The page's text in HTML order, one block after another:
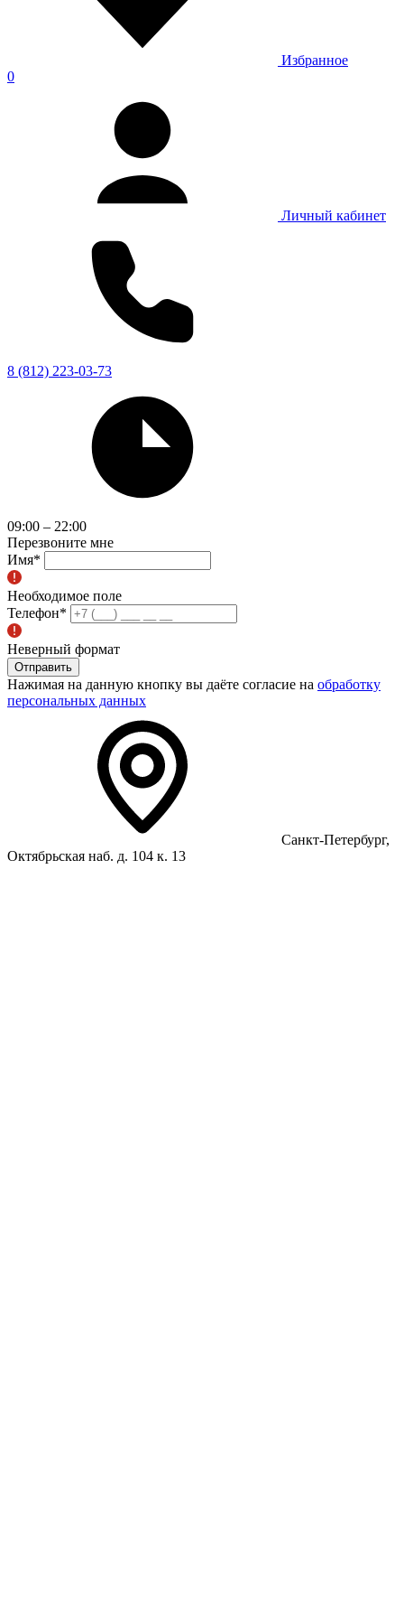
Избранное
0
Личный кабинет
8 (812) 223-03-73
09:00 – 22:00
Перезвоните мне
Имя*
Необходимое поле
Телефон*
Неверный формат
Отправить
Нажимая на данную кнопку вы даёте согласие на обработку
персональных данных
Санкт-Петербург,
Октябрьская наб. д. 104 к. 13